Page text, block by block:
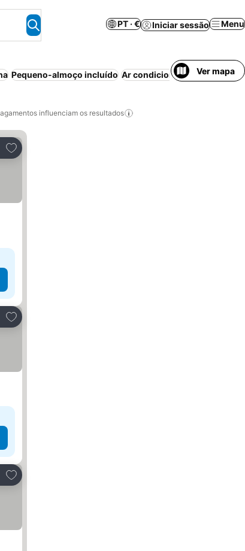
PT · € Iniciar sessão Menu
Pequeno-almoço incluído Ar condicionado Wi-fi Meia-
Ver mapa
influenciam os resultados
Adicionar aos favoritos
Adicionar aos favoritos
Adicionar aos favoritos